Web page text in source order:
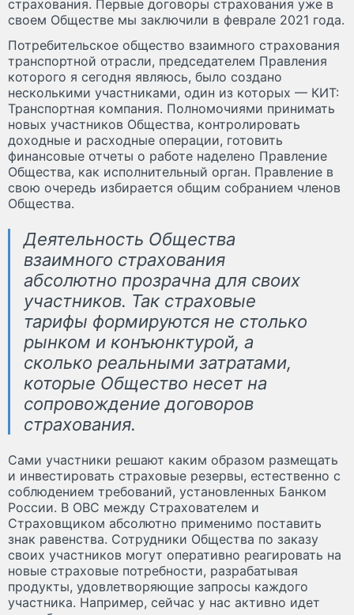
страхования. Первые договоры страхования уже в
своем Обществе мы заключили в феврале 2021 года.
Потребительское общество взаимного страхования
транспортной отрасли, председателем Правления
которого я сегодня являюсь, было создано
несколькими участниками, один из которых — КИТ:
Транспортная компания. Полномочиями принимать
новых участников Общества, контролировать
доходные и расходные операции, готовить
финансовые отчеты о работе наделено Правление
Общества, как исполнительный орган. Правление в
свою очередь избирается общим собранием членов
Общества.
Деятельность Общества
взаимного страхования
абсолютно прозрачна для своих
участников. Так страховые
тарифы формируются не столько
рынком и конъюнктурой, а
сколько реальными затратами,
которые Общество несет на
сопровождение договоров
страхования.
Сами участники решают каким образом размещать
и инвестировать страховые резервы, естественно с
соблюдением требований, установленных Банком
России. В ОВС между Страхователем и
Страховщиком абсолютно применимо поставить
знак равенства. Сотрудники Общества по заказу
своих участников могут оперативно реагировать на
новые страховые потребности, разрабатывая
продукты, удовлетворяющие запросы каждого
участника. Например, сейчас у нас активно идет